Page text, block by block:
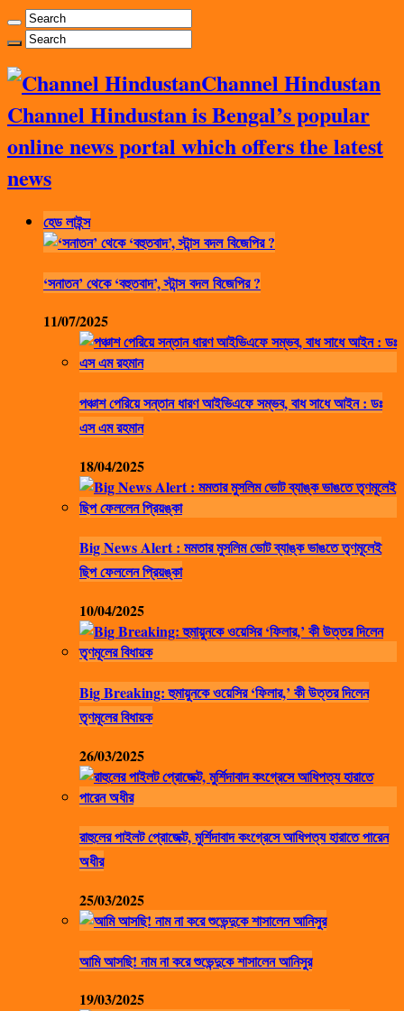
Channel Hindustan
Channel Hindustan is Bengal’s popular
online news portal which offers the latest
news
হেড লাইন্স
‘সনাতন’ থেকে ‘বহুতবাদ’, স্টান্স বদল বিজেপির ?
11/07/2025
পঞ্চাশ পেরিয়ে সন্তান ধারণ আইভিএফে সম্ভব, বাধ সাধে আইন : ডঃ
এস এম রহমান
18/04/2025
Big News Alert : মমতার মুসলিম ভোট ব্যাঙ্ক ভাঙতে তৃণমূলেই
ছিপ ফেললেন প্রিয়ঙ্কা
10/04/2025
Big Breaking: হুমায়ুনকে ওয়েসির ‘ফিলার,’ কী উত্তর দিলেন
তৃণমূলের বিধায়ক
26/03/2025
রাহুলের পাইলট প্রোজেক্ট, মুর্শিদাবাদ কংগ্রেসে আধিপত্য হারাতে পারেন
অধীর
25/03/2025
আমি আসছি! নাম না করে শুভেন্দুকে শাসালেন আনিসুর
19/03/2025